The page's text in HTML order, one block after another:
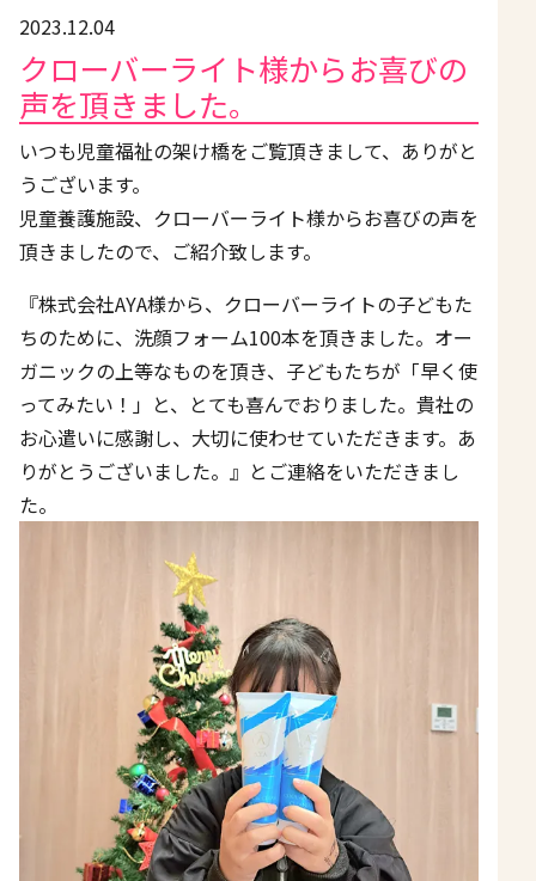
2023.12.04
クローバーライト様からお喜びの
声を頂きました。
いつも児童福祉の架け橋をご覧頂きまして、ありがと
うございます。
児童養護施設、クローバーライト様からお喜びの声を
頂きましたので、ご紹介致します。
『株式会社AYA様から、クローバーライトの子どもた
ちのために、洗顔フォーム100本を頂きました。オー
ガニックの上等なものを頂き、子どもたちが「早く使
ってみたい！」と、とても喜んでおりました。貴社の
お心遣いに感謝し、大切に使わせていただきます。あ
りがとうございました。』とご連絡をいただきまし
た。